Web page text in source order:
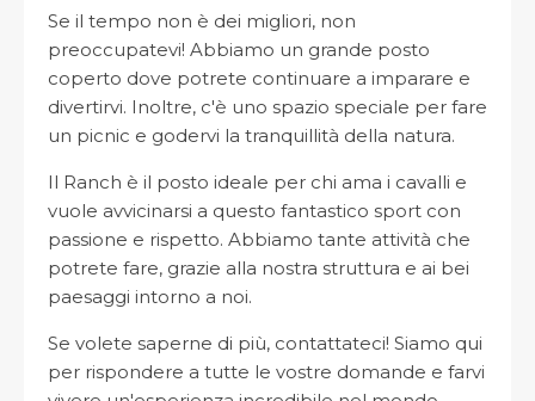
Se il tempo non è dei migliori, non
preoccupatevi! Abbiamo un grande posto
coperto dove potrete continuare a imparare e
divertirvi. Inoltre, c'è uno spazio speciale per fare
un picnic e godervi la tranquillità della natura.
Il Ranch è il posto ideale per chi ama i cavalli e
vuole avvicinarsi a questo fantastico sport con
passione e rispetto. Abbiamo tante attività che
potrete fare, grazie alla nostra struttura e ai bei
paesaggi intorno a noi.
Se volete saperne di più, contattateci! Siamo qui
per rispondere a tutte le vostre domande e farvi